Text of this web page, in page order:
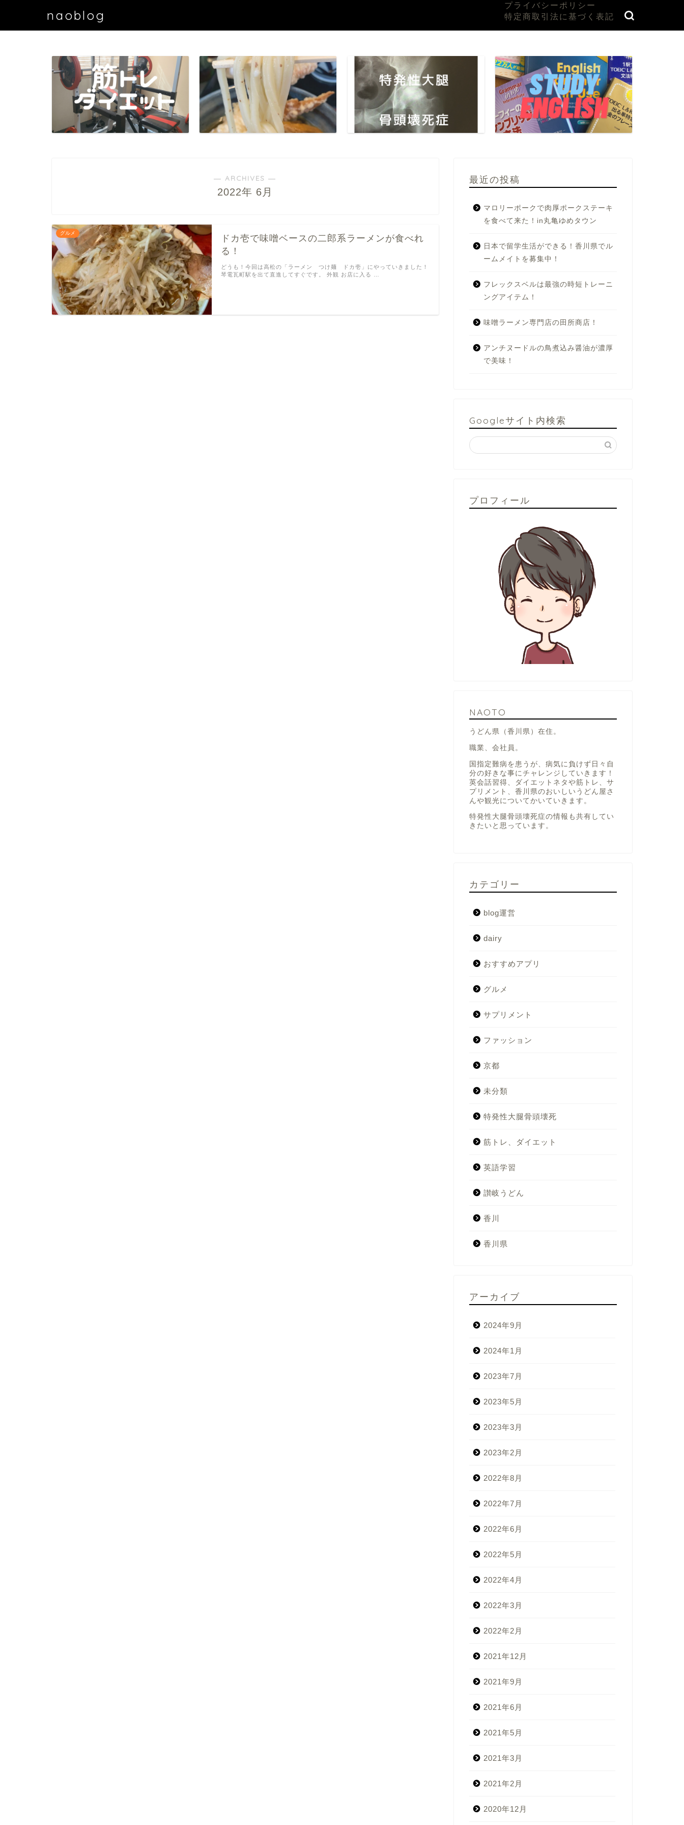
naoblog
プライバシーポリシー
特定商取引法に基づく表記
― ARCHIVES ―
2022年 6月
グルメ
ドカ壱で味噌ベースの二郎系ラーメンが食べれ
る！
どうも！今回は高松の「ラーメン つけ麺 ドカ壱」にやっていきました！
琴電瓦町駅を出て直進してすぐです。 外観 お店に入る …
最近の投稿
マロリーポークで肉厚ポークステーキ
を食べて来た！in丸亀ゆめタウン
日本で留学生活ができる！香川県でル
ームメイトを募集中！
フレックスベルは最強の時短トレーニ
ングアイテム！
味噌ラーメン専門店の田所商店！
アンチヌードルの鳥煮込み醤油が濃厚
で美味！
Googleサイト内検索
プロフィール
NAOTO
うどん県（香川県）在住。
職業、会社員。
国指定難病を患うが、病気に負けず日々自
分の好きな事にチャレンジしていきます！
英会話習得、ダイエットネタや筋トレ、サ
プリメント、香川県のおいしいうどん屋さ
んや観光についてかいていきます。
特発性大腿骨頭壊死症の情報も共有してい
きたいと思っています。
カテゴリー
blog運営
dairy
おすすめアプリ
グルメ
サプリメント
ファッション
京都
未分類
特発性大腿骨頭壊死
筋トレ、ダイエット
英語学習
讃岐うどん
香川
香川県
アーカイブ
2024年9月
2024年1月
2023年7月
2023年5月
2023年3月
2023年2月
2022年8月
2022年7月
2022年6月
2022年5月
2022年4月
2022年3月
2022年2月
2021年12月
2021年9月
2021年6月
2021年5月
2021年3月
2021年2月
2020年12月